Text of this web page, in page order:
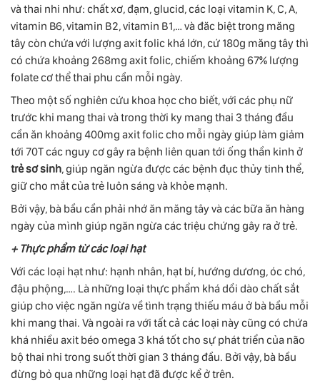
và thai nhi như: chất xơ, đạm, glucid, các loại vitamin K, C, A,
vitamin B6, vitamin B2, vitamin B1,… và đăc biệt trong măng
tây còn chứa với lượng axit folic khá lớn, cứ 180g măng tây thì
có chứa khoảng 268mg axit folic, chiếm khoảng 67% lượng
folate cơ thể thai phu cần mỗi ngày.
Theo một số nghiên cứu khoa học cho biết, với các phụ nữ
trước khi mang thai và trong thời ky mang thai 3 tháng đầu
cần ăn khoảng 400mg axit folic cho mỗi ngày giúp làm giảm
tới 70T các nguy cơ gây ra bệnh liên quan tới ống thần kinh ở
trẻ sơ sinh, giúp ngăn ngừa được các bệnh đục thủy tinh thể,
giữ cho mắt của trẻ luôn sáng và khỏe mạnh.
Bởi vậy, bà bầu cần phải nhớ ăn măng tây và các bữa ăn hàng
ngày của mình giúp ngăn ngừa các triệu chứng gây ra ở trẻ.
+ Thực phẩm từ các loại hạt
Với các loại hạt như: hạnh nhân, hạt bí, hướng dương, óc chó,
đậu phộng,…. Là những loại thực phẩm khá dồi dào chất sắt
giúp cho việc ngăn ngừa về tình trạng thiếu máu ở bà bầu mỗi
khi mang thai. Và ngoài ra với tất cả các loại này cũng có chứa
khá nhiều axit béo omega 3 khá tốt cho sự phát triển của não
bộ thai nhi trong suốt thời gian 3 tháng đầu. Bởi vậy, bà bầu
đừng bỏ qua những loại hạt đã được kể ở trên.